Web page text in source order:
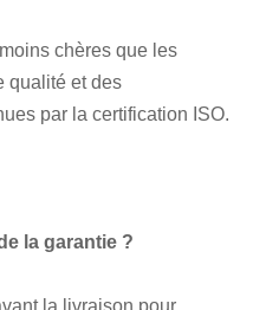
chères que les
qualité et des
par la certification ISO.
la garantie ?
la livraison pour